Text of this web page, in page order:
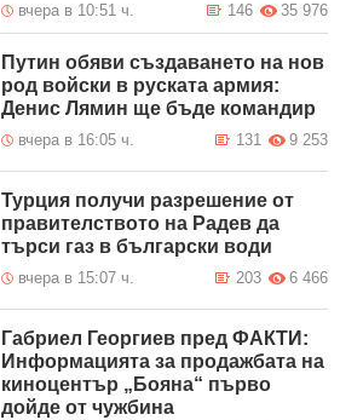
вчера в 10:51 ч. 35 976
146
Путин обяви създаването на нов
род войски в руската армия:
Денис Лямин ще бъде командир
вчера в 16:05 ч. 9 253
131
Турция получи разрешение от
правителството на Радев да
търси газ в български води
вчера в 15:07 ч. 6 466
203
Габриел Георгиев пред ФАКТИ:
Информацията за продажбата на
киноцентър „Бояна“ първо
дойде от чужбина